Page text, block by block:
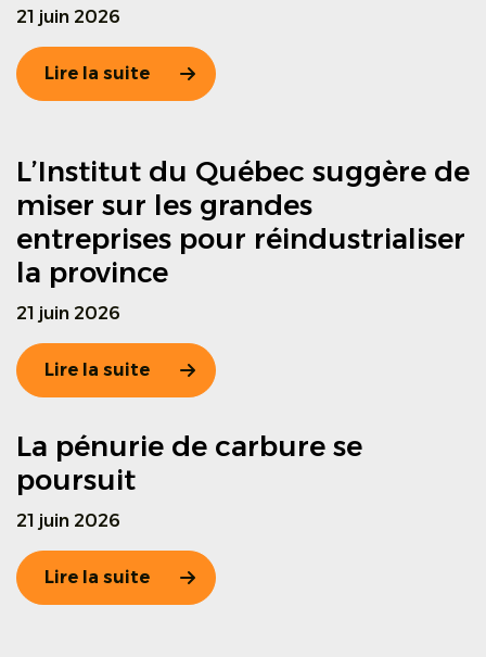
21 juin 2026
Lire la suite
L’Institut du Québec suggère de
miser sur les grandes
entreprises pour réindustrialiser
la province
21 juin 2026
Lire la suite
La pénurie de carbure se
poursuit
21 juin 2026
Lire la suite